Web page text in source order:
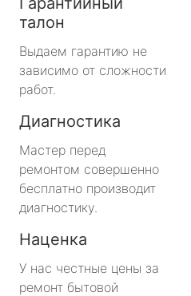
талон
Выдаем гарантию не
зависимо от сложности
работ.
Диагностика
Мастер перед
ремонтом совершенно
бесплатно производит
диагностику.
Наценка
У нас честные цены за
ремонт бытовой